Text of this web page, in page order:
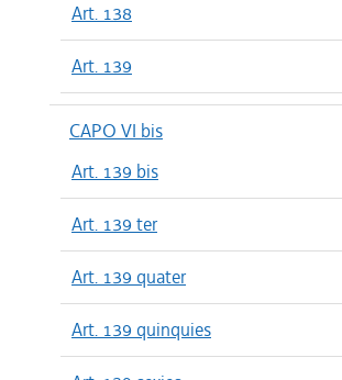
Art. 138
Art. 139
CAPO VI bis
Art. 139 bis
Art. 139 ter
Art. 139 quater
Art. 139 quinquies